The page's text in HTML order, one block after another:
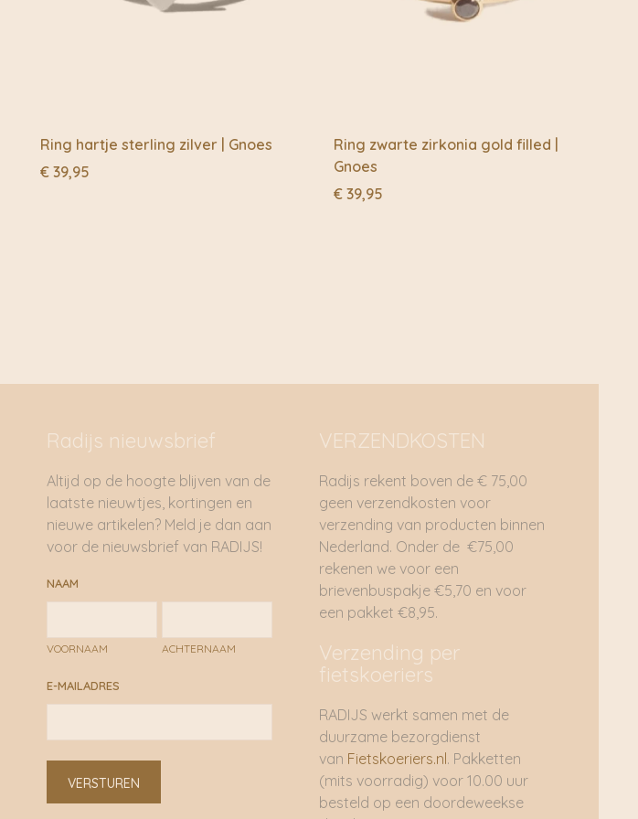
met de technologie van morgen.
voorlopig luistert hij naar Lucie!
Tja, en toen moest er nog een merknaam komen voor de leesbrillen. Mr. En Mrs.
Seemore was hun eerste keus. Prima naam als je in de brillen zit nietwaar? Maar
Ring hartje sterling zilver | Gnoes
€ 39,95
Ring zwarte zirkonia gold filled |
Gnoes
€ 39,95
Radijs nieuwsbrief
Altijd op de hoogte blijven van de
laatste nieuwtjes, kortingen en
nieuwe artikelen? Meld je dan aan
voor de nieuwsbrief van RADIJS!
NAAM
VOORNAAM ACHTERNAAM
E-MAILADRES
VERSTUREN
VERZENDKOSTEN
Radijs rekent boven de € 75,00
geen verzendkosten voor
verzending van producten binnen
Nederland. Onder de €75,00
rekenen we voor een
brievenbuspakje €5,70 en voor
een pakket €8,95.
Verzending per
fietskoeriers
RADIJS werkt samen met de
duurzame bezorgdienst
van Fietskoeriers.nl . Pakketten
(mits voorradig) voor 10.00 uur
besteld op een doordeweekse